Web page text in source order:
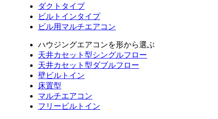
ダクトタイプ
ビルトインタイプ
ビル用マルチエアコン
ハウジングエアコンを形から選ぶ
天井カセット型シングルフロー
天井カセット型ダブルフロー
壁ビルトイン
床置型
マルチエアコン
フリービルトイン